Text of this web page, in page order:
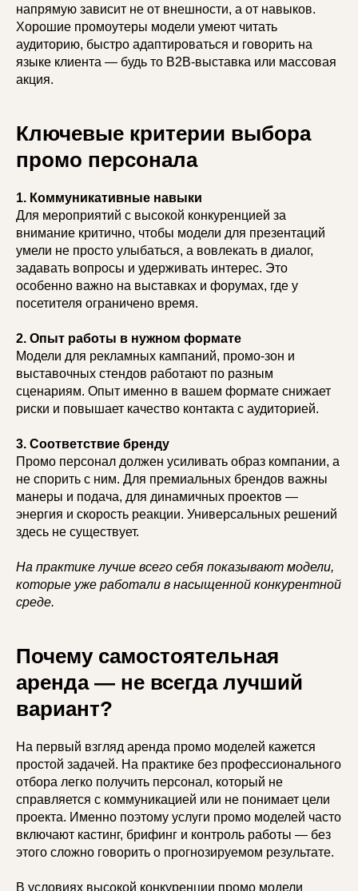
напрямую зависит не от внешности, а от навыков.
Хорошие промоутеры модели умеют читать
аудиторию, быстро адаптироваться и говорить на
языке клиента — будь то B2B-выставка или массовая
акция.
Ключевые критерии выбора
промо персонала
1. Коммуникативные навыки
Для мероприятий с высокой конкуренцией за
внимание критично, чтобы модели для презентаций
умели не просто улыбаться, а вовлекать в диалог,
задавать вопросы и удерживать интерес. Это
особенно важно на выставках и форумах, где у
посетителя ограничено время.
2. Опыт работы в нужном формате
Модели для рекламных кампаний, промо-зон и
выставочных стендов работают по разным
сценариям. Опыт именно в вашем формате снижает
риски и повышает качество контакта с аудиторией.
3. Соответствие бренду
Промо персонал должен усиливать образ компании, а
не спорить с ним. Для премиальных брендов важны
манеры и подача, для динамичных проектов —
энергия и скорость реакции. Универсальных решений
здесь не существует.
На практике лучше всего себя показывают модели,
которые уже работали в насыщенной конкурентной
среде.
Почему самостоятельная
аренда — не всегда лучший
вариант?
На первый взгляд аренда промо моделей кажется
простой задачей. На практике без профессионального
отбора легко получить персонал, который не
справляется с коммуникацией или не понимает цели
проекта. Именно поэтому услуги промо моделей часто
включают кастинг, брифинг и контроль работы — без
этого сложно говорить о прогнозируемом результате.
В условиях высокой конкуренции промо модели